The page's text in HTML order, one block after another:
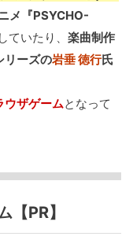
メ『PSYCHO-
していたり、 楽曲制作
リーズの岩垂 徳行氏
ウザゲームとなって
PR】